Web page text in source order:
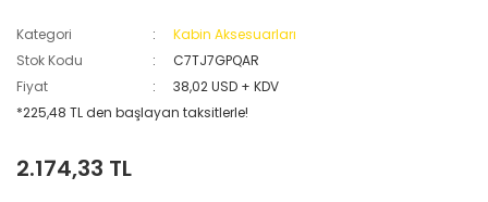
Kategori
Kabin Aksesuarları
Stok Kodu
C7TJ7GPQAR
Fiyat
38,02 USD + KDV
*225,48 TL den başlayan taksitlerle!
2.174,33 TL